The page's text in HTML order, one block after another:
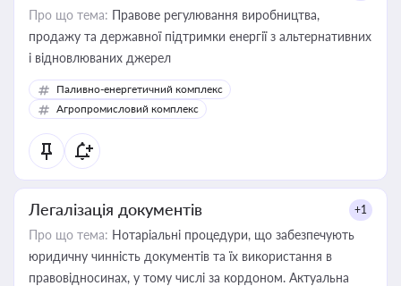
Про що тема: Правове регулювання виробництва,
продажу та державної підтримки енергії з альтернативних
і відновлюваних джерел
Паливно-енергетичний комплекс
Агропромисловий комплекс
Легалізація документів +1
Про що тема: Нотаріальні процедури, що забезпечують
юридичну чинність документів та їх використання в
правовідносинах, у тому числі за кордоном. Актуальна